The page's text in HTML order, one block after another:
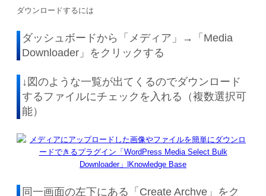
ダウンロードするには
ダッシュボードから「メディア」→「Media
Downloader」をクリックする
↓図のような一覧が出てくるのでダウンロード
するファイルにチェックを入れる（複数選択可
能）
同一画面の左下にある「Create Archve」をク